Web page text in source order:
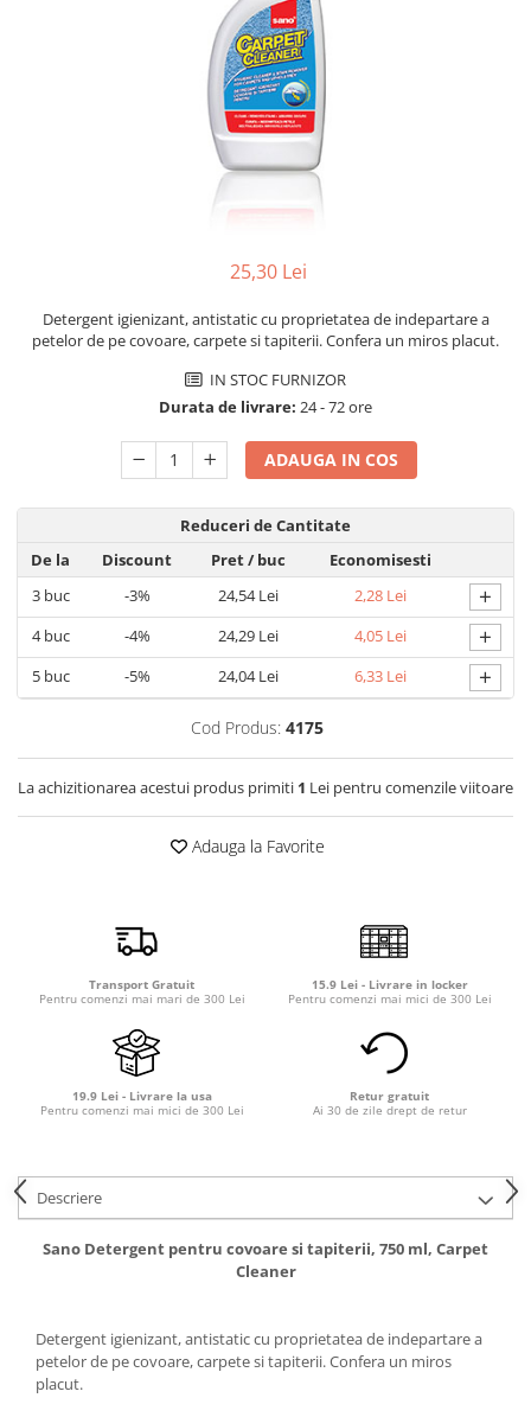
Soluții anticalcar, piatră și rugină
Detergenți diverse suprafețe
Curățare universală
Dezinfectanți suprafețe
Gresie, piatră și granit
Detergenți rufe
Detergent rufe lichid
Detergent rufe pudră
Balsam de rufe
Înălbitor și îndepărtare pete
Soluții anticalcar, igienizante și
Odorizanți
Odorizanți cameră
Produse pentru ten
Îngrijire bebeluși
25,30 Lei
Detergent igienizant, antistatic cu proprietatea de indepartare a
petelor de pe covoare, carpete si tapiterii. Confera un miros placut.
IN STOC FURNIZOR
Durata de livrare: 24 - 72 ore
ADAUGA IN COS
Reduceri de Cantitate
De la
Discount Pret/ buc
Economisesti
3buc -3% 24,54 Lei 2,28 Lei +
4buc -4% 24,29 Lei 4,05 Lei +
5buc -5% 24,04 Lei 6,33 Lei +
Cod Produs: 4175
La achizitionarea acestui produs primiti 1 Lei pentru comenzile viitoare
Adauga la Favorite
Transport Gratuit
Pentru comenzi mai mari de 300 Lei
15.9 Lei - Livrare in locker
Pentru comenzi mai mici de 300 Lei
19.9 Lei - Livrare la usa
Pentru comenzi mai mici de 300 Lei
Retur gratuit
Ai 30 de zile drept de retur
Descriere
Sano Detergent pentru covoare si tapiterii, 750 ml, Carpet
Cleaner
Detergent igienizant, antistatic cu proprietatea de indepartare a
petelor de pe covoare, carpete si tapiterii. Confera un miros
placut.